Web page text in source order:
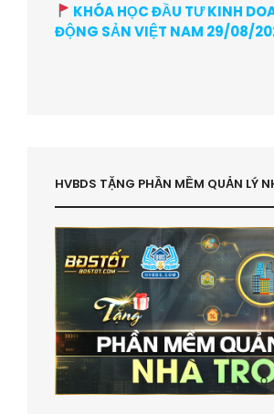
KHÓA HỌC ĐẦU TƯ KINH
ĐỘNG SẢN VIỆT NAM 29/08/
HVBDS TẶNG PHẦN MỀM QUẢN LÝ